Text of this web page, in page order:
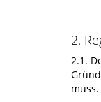
2.
2.1.
muss.